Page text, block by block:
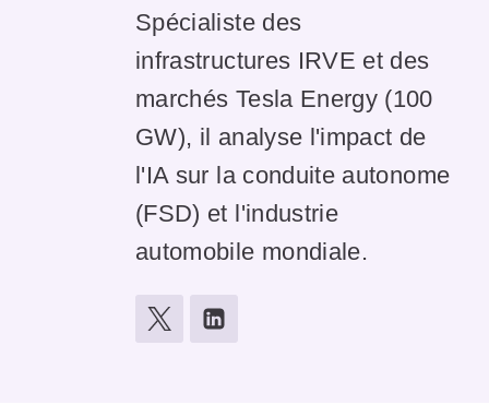
Spécialiste des
infrastructures IRVE et des
marchés Tesla Energy (100
GW), il analyse l'impact de
l'IA sur la conduite autonome
(FSD) et l'industrie
automobile mondiale.